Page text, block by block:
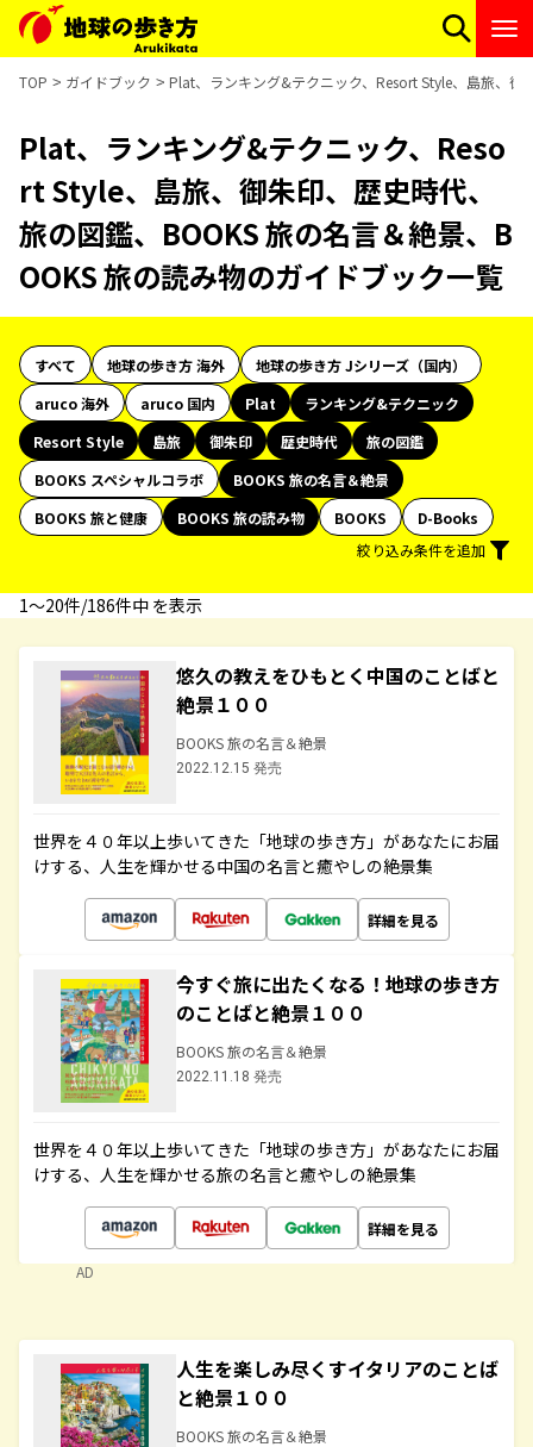
TOP ガイドブック Plat、ランキング&テクニック、Resort Style、島旅、御
Plat、ランキング&テクニック、Reso
rt Style、島旅、御朱印、歴史時代、
旅の図鑑、BOOKS 旅の名言＆絶景、B
OOKS 旅の読み物のガイドブック一覧
すべて 地球の歩き方 海外
地球の歩き方 Jシリーズ（国内）
aruco 海外
aruco 国内 Plat
ランキング&テクニック
Resort Style
島旅 御朱印 歴史時代
旅の図鑑
BOOKS スペシャルコラボ
BOOKS 旅の名言＆絶景
BOOKS 旅と健康
BOOKS 旅の読み物 BOOKS
D-Books
絞り込み条件を追加
1〜20件/186件中 を表示
悠久の教えをひもとく中国のことばと
絶景１００
BOOKS 旅の名言＆絶景
2022.12.15 発売
世界を４０年以上歩いてきた「地球の歩き方」があなたにお届
けする、人生を輝かせる中国の名言と癒やしの絶景集
詳細を見る
今すぐ旅に出たくなる！地球の歩き方
のことばと絶景１００
BOOKS 旅の名言＆絶景
2022.11.18 発売
世界を４０年以上歩いてきた「地球の歩き方」があなたにお届
けする、人生を輝かせる旅の名言と癒やしの絶景集
詳細を見る
AD
人生を楽しみ尽くすイタリアのことば
と絶景１００
BOOKS 旅の名言＆絶景